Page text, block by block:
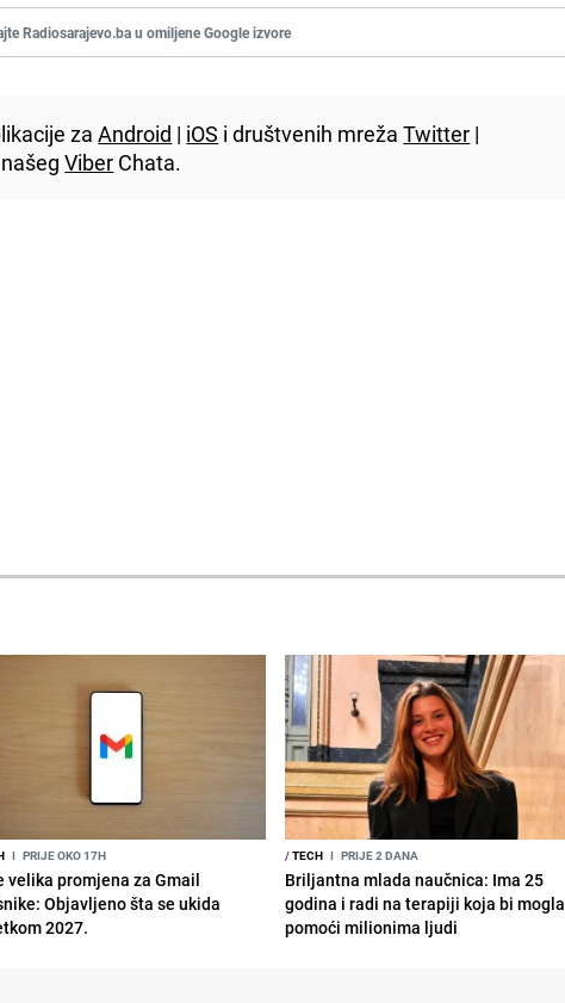
Radiosarajevo.ba u omiljene Google izvore
zaAndroid | iOS i društvenih mrežaTwitter |
našegViber Chata.
I PRIJE OKO 17H
velika promjena za Gmail
Objavljeno šta se ukida
2027.
/TECH I PRIJE 2 DANA
Briljantna mlada naučnica: Ima 25
godina i radi na terapiji koja bi mogla
pomoći milionima ljudi